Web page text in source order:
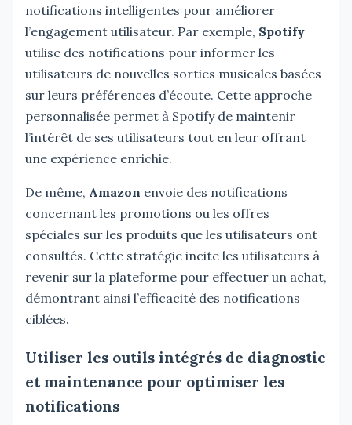
notifications intelligentes pour améliorer
l’engagement utilisateur. Par exemple, Spotify
utilise des notifications pour informer les
utilisateurs de nouvelles sorties musicales basées
sur leurs préférences d’écoute. Cette approche
personnalisée permet à Spotify de maintenir
l’intérêt de ses utilisateurs tout en leur offrant
une expérience enrichie.
De même, Amazon envoie des notifications
concernant les promotions ou les offres
spéciales sur les produits que les utilisateurs ont
consultés. Cette stratégie incite les utilisateurs à
revenir sur la plateforme pour effectuer un achat,
démontrant ainsi l’efficacité des notifications
ciblées.
Utiliser les outils intégrés de diagnostic
et maintenance pour optimiser les
notifications